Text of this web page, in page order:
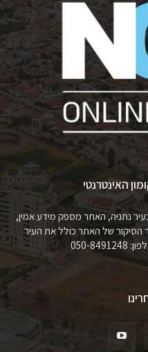
האינטרנטי
נתניה, האתר מספק מידע אמין,
הסיקור של האתר כולל את העיר